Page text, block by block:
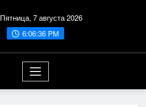
Пятница, 7 августа 2026
6:06:37 PM